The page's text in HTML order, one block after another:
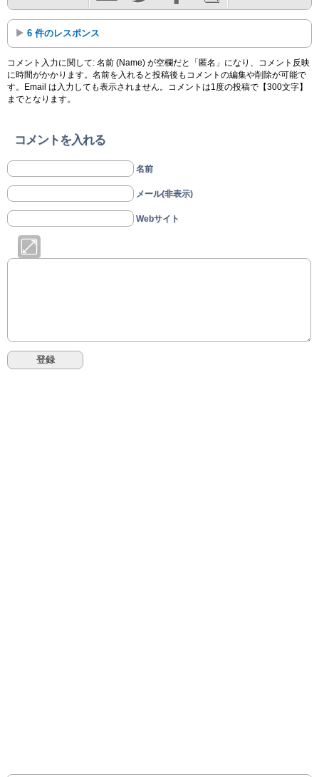
6 件のレスポンス
コメント入力に関して: 名前 (Name) が空欄だと「匿名」になり、コメント反映
に時間がかかります。名前を入れると投稿後もコメントの編集や削除が可能で
す。Email は入力しても表示されません。コメントは1度の投稿で【300文字】
までとなります。
コメントを入れる
名前
メール(非表示)
Webサイト